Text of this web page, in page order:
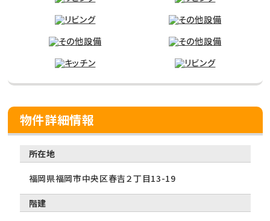
物件詳細情報
所在地
福岡県福岡市中央区春吉２丁目13-19
階建